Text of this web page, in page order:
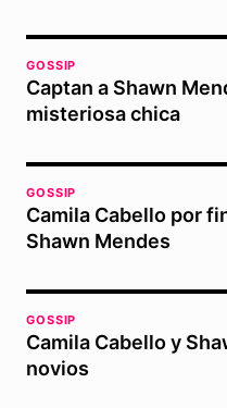
GOSSIP
Captan a Shawn
misteriosa chica
GOSSIP
Camila Cabello por
Shawn Mendes
GOSSIP
Camila Cabello y
novios